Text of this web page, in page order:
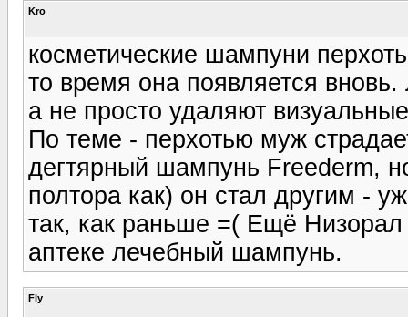
Kro
косметические шампуни
то время она появляется
а не просто удаляют
По теме - перхотью муж
дегтярный шампунь Freederm,
полтора как) он стал другим -
так, как раньше =( Ещё
аптеке лечебный шампунь.
Fly